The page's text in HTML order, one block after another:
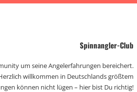
Spinnangler-Club
um seine Angelerfahrungen bereichert.
willkommen in Deutschlands größtem
können nicht lügen – hier bist Du richtig!